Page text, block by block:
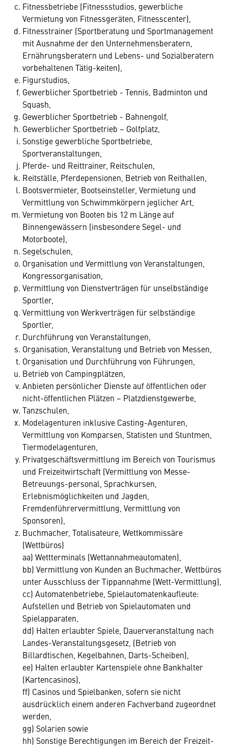
Fitnessbetriebe (Fitnessstudios, gewerbliche
Vermietung von Fitnessgeräten, Fitnesscenter),
Fitnesstrainer (Sportberatung und Sportmanagement
mit Ausnahme der den Unternehmensberatern,
Ernährungsberatern und Lebens- und Sozialberatern
vorbehaltenen Tätig-keiten),
Figurstudios,
Gewerblicher Sportbetrieb - Tennis, Badminton und
Squash,
Gewerblicher Sportbetrieb - Bahnengolf,
Gewerblicher Sportbetrieb – Golfplatz,
Sonstige gewerbliche Sportbetriebe,
Sportveranstaltungen,
Pferde- und Reittrainer, Reitschulen,
Reitställe, Pferdepensionen, Betrieb von Reithallen,
Bootsvermieter, Bootseinsteller, Vermietung und
Vermittlung von Schwimmkörpern jeglicher Art,
Vermietung von Booten bis 12 m Länge auf
Binnengewässern (insbesondere Segel- und
Motorboote),
Segelschulen,
Organisation und Vermittlung von Veranstaltungen,
Kongressorganisation,
Vermittlung von Dienstverträgen für unselbständige
Sportler,
Vermittlung von Werkverträgen für selbständige
Sportler,
Durchführung von Veranstaltungen,
Organisation, Veranstaltung und Betrieb von Messen,
Organisation und Durchführung von Führungen,
Betrieb von Campingplätzen,
Anbieten persönlicher Dienste auf öffentlichen oder
nicht-öffentlichen Plätzen – Platzdienstgewerbe,
Tanzschulen,
Modelagenturen inklusive Casting-Agenturen,
Vermittlung von Komparsen, Statisten und Stuntmen,
Tiermodelagenturen,
Privatgeschäftsvermittlung im Bereich von Tourismus
und Freizeitwirtschaft (Vermittlung von Messe-
Betreuungs-personal, Sprachkursen,
Erlebnismöglichkeiten und Jagden,
Fremdenführervermittlung, Vermittlung von
Sponsoren),
Buchmacher, Totalisateure, Wettkommissäre
(Wettbüros)
aa) Wettterminals (Wettannahmeautomaten),
bb) Vermittlung von Kunden an Buchmacher, Wettbüros
unter Ausschluss der Tippannahme (Wett-Vermittlung),
cc) Automatenbetriebe, Spielautomatenkaufleute:
Aufstellen und Betrieb von Spielautomaten und
Spielapparaten,
dd) Halten erlaubter Spiele, Dauerveranstaltung nach
Landes-Veranstaltungsgesetz, (Betrieb von
Billardtischen, Kegelbahnen, Darts-Scheiben),
ee) Halten erlaubter Kartenspiele ohne Bankhalter
(Kartencasinos),
ff) Casinos und Spielbanken, sofern sie nicht
ausdrücklich einem anderen Fachverband zugeordnet
werden,
gg) Solarien sowie
hh) Sonstige Berechtigungen im Bereich der Freizeit-